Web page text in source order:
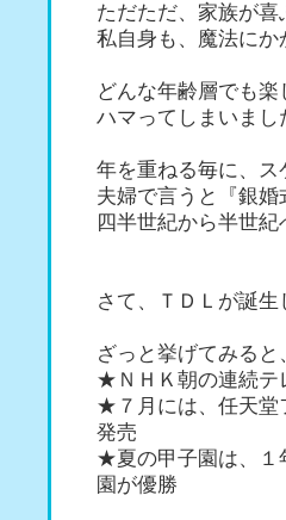
ただただ、家族が
私自身も、魔法に
どんな年齢層でも楽
ハマってしまいまし
年を重ねる毎に、
夫婦で言うと『銀婚
四半世紀から半世
さて、ＴＤＬが誕
ざっと挙げてみると
★ＮＨＫ朝の連続テ
★７月には、任天堂
発売
★夏の甲子園は、１
園が優勝